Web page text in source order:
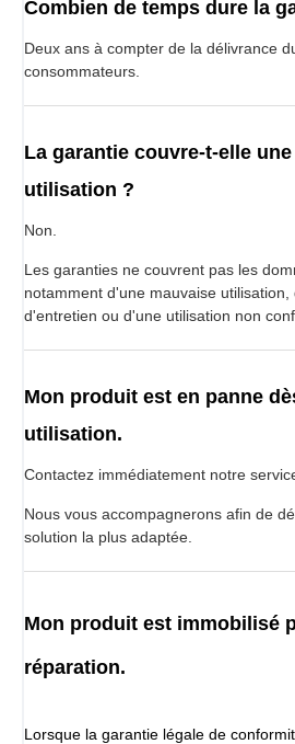
Combien de temps dure la
Deux ans à compter de la délivrance
consommateurs.
La garantie couvre-t-elle
utilisation ?
Non.
Les garanties ne couvrent pas les
notamment d'une mauvaise
d'entretien ou d'une utilisation non
Mon produit est en panne
utilisation.
Contactez immédiatement notre
Nous vous accompagnerons afin de
solution la plus adaptée.
Mon produit est immobilisé
réparation.
Lorsque la garantie légale de